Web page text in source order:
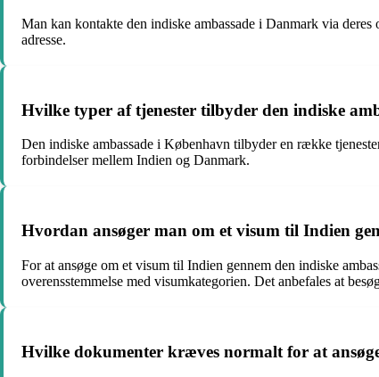
Man kan kontakte den indiske ambassade i Danmark via
adresse.
Hvilke typer af tjenester tilbyder den indiske
Den indiske ambassade i København tilbyder en række
forbindelser mellem Indien og Danmark.
Hvordan ansøger man om et visum til Indien
For at ansøge om et visum til Indien gennem den indiske
overensstemmelse med visumkategorien. Det anbefales at
Hvilke dokumenter kræves normalt for at